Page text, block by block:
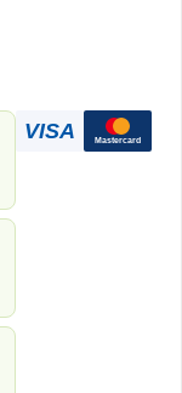
VISA Mastercard